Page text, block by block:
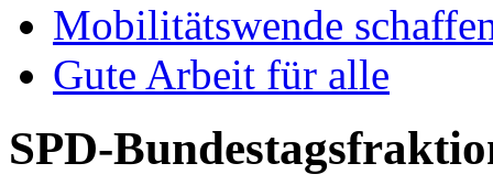
Mobilitätswende
Gute Arbeit für alle
SPD-